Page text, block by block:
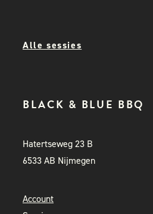
Alle sessies
BLACK & BLUE BBQ
Hatertseweg 23 B
6533 AB Nijmegen
Account